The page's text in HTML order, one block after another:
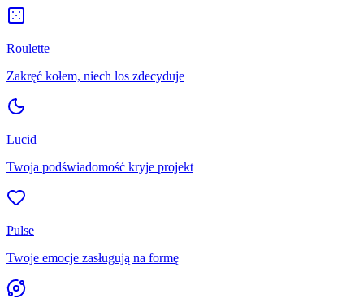
Roulette
Zakręć kołem, niech los zdecyduje
Lucid
Twoja podświadomość kryje projekt
Pulse
Twoje emocje zasługują na formę